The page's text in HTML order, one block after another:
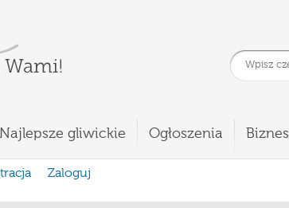
Najlepsze gliwickie Ogłoszenia Biznes
Zaloguj